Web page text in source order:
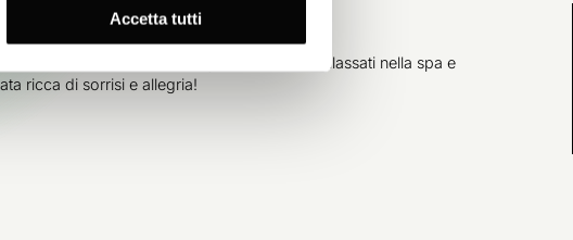
Accetta tutti
e lo Spray Park, mentre gli adulti si sono rilassati nella spa e
ricca di sorrisi e allegria!